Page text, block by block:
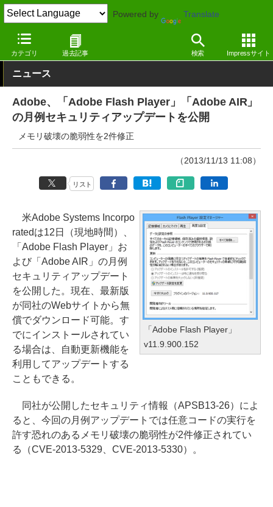
Powered by Translate
カテゴリ 過去記事 検索 Impressサイト
窓の杜 システム・ファイル Windows
ニュース
Adobe、「Adobe Flash Player」「Adobe AIR」
の月例セキュリティアップデートを公開
メモリ破壊の脆弱性を2件修正
（2013/11/13 11:08）
リスト
「Adobe Flash Player」
v11.9.900.152
米Adobe Systems Incorpo
ratedは12日（現地時間）、
「Adobe Flash Player」お
よび「Adobe AIR」の月例
セキュリティアップデート
を公開した。現在、最新版
が同社のWebサイトから無
償でダウンロード可能。す
でにインストールされてい
る場合は、自動更新機能を
利用してアップデートする
こともできる。
同社が公開したセキュリティ情報（APSB13-26）によ
ると、今回の月例アップデートでは任意コードの実行を
許す恐れのあるメモリ破壊の脆弱性が2件修正されてい
る（CVE-2013-5329、CVE-2013-5330）。